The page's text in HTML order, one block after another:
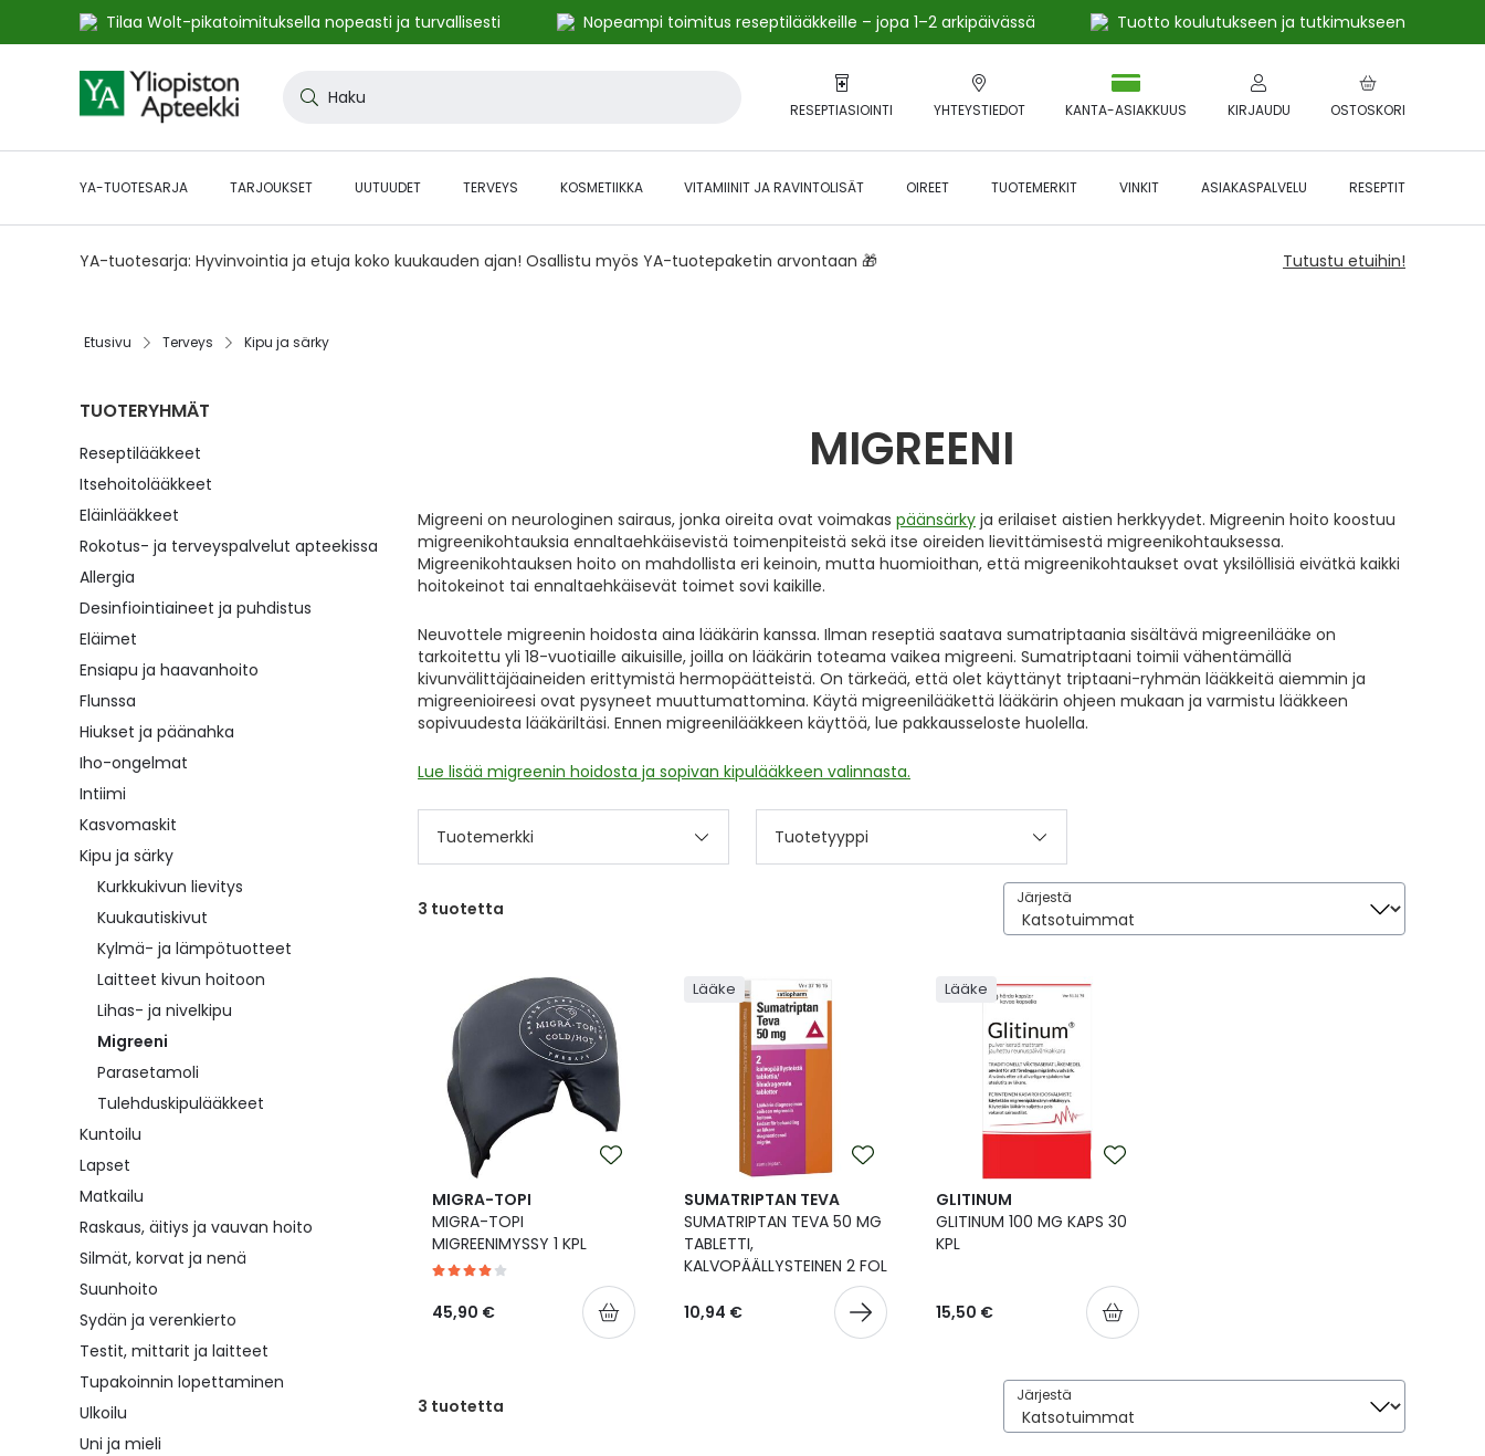
Tilaa Wolt-pikatoimituksella nopeasti ja turvallisesti Nopeampi toimitus reseptilääkkeille – jopa 1–2 arkipäivässä
Tuotto koulutukseen ja tutkimukseen
to
Content
RESEPTIASIOINTI YHTEYSTIEDOT OSTOSKORI
KANTA-ASIAKKUUS KIRJAUDU
YA-TUOTESARJA TARJOUKSET UUTUUDET TERVEYS KOSMETIIKKA VITAMIINIT JA RAVINTOLISÄT OIREET TUOTEMERKIT VINKIT ASIAKASPALVELU RESEPTIT
YA-tuotesarja: Hyvinvointia ja etuja koko kuukauden ajan! Osallistu myös YA-tuotepaketin arvontaan 🎁 Tutustu etuihin!
Etusivu Terveys Kipu ja särky
TUOTERYHMÄT
Reseptilääkkeet
Itsehoitolääkkeet
Eläinlääkkeet
Rokotus- ja terveyspalvelut apteekissa
Allergia
Desinfiointiaineet ja puhdistus
Eläimet
Ensiapu ja haavanhoito
Flunssa
Hiukset ja päänahka
Iho-ongelmat
Intiimi
Kasvomaskit
Kipu ja särky
Kurkkukivun lievitys
Kuukautiskivut
Kylmä- ja lämpötuotteet
Laitteet kivun hoitoon
Lihas- ja nivelkipu
Migreeni
Parasetamoli
Tulehduskipulääkkeet
Kuntoilu
Lapset
Matkailu
Raskaus, äitiys ja vauvan hoito
Silmät, korvat ja nenä
Suunhoito
Sydän ja verenkierto
Testit, mittarit ja laitteet
Tupakoinnin lopettaminen
Ulkoilu
Uni ja mieli
MIGREENI
Migreeni on neurologinen sairaus, jonka oireita ovat voimakas päänsärky ja erilaiset aistien herkkyydet. Migreenin hoito koostuu
migreenikohtauksia ennaltaehkäisevistä toimenpiteistä sekä itse oireiden lievittämisestä migreenikohtauksessa.
Migreenikohtauksen hoito on mahdollista eri keinoin, mutta huomioithan, että migreenikohtaukset ovat yksilöllisiä eivätkä kaikki
hoitokeinot tai ennaltaehkäisevät toimet sovi kaikille.
Neuvottele migreenin hoidosta aina lääkärin kanssa. Ilman reseptiä saatava sumatriptaania sisältävä migreenilääke on
tarkoitettu yli 18-vuotiaille aikuisille, joilla on lääkärin toteama vaikea migreeni. Sumatriptaani toimii vähentämällä
kivunvälittäjäaineiden erittymistä hermopäätteistä. On tärkeää, että olet käyttänyt triptaani-ryhmän lääkkeitä aiemmin ja
migreenioireesi ovat pysyneet muuttumattomina. Käytä migreenilääkettä lääkärin ohjeen mukaan ja varmistu lääkkeen
sopivuudesta lääkäriltäsi. Ennen migreenilääkkeen käyttöä, lue pakkausseloste huolella.
Lue lisää migreenin hoidosta ja sopivan kipulääkkeen valinnasta.
Tuotemerkki Tuotetyyppi
3 tuotetta
Järjestä
Järjestä
MIGRA-TOPI
MIGRA-TOPI
MIGREENIMYSSY 1 KPL
45,90 €
Lääke
SUMATRIPTAN TEVA
SUMATRIPTAN TEVA 50 MG
TABLETTI,
KALVOPÄÄLLYSTEINEN 2 FOL
10,94 €
Lääke
GLITINUM
GLITINUM 100 MG KAPS 30
KPL
15,50 €
3 tuotetta
Järjestä
Järjestä